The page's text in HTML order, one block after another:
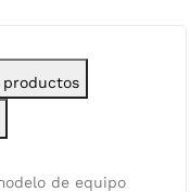
de equipo